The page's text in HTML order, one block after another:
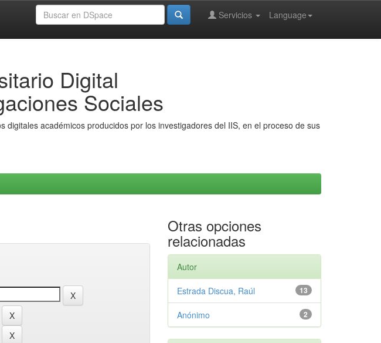
Language
Servicios
Digital
Sociales
digitales académicos producidos por los investigadores del IIS, en el proceso de sus
Otras opciones
relacionadas
Autor
13
Estrada Discua, Raúl
2
Anónimo